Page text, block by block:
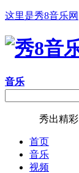
这里是秀8音乐网
音乐
秀出精彩
首页
音乐
视频